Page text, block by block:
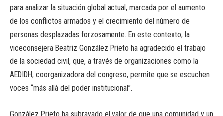
para analizar la situación global actual, marcada por el aumento
de los conflictos armados y el crecimiento del número de
personas desplazadas forzosamente. En este contexto, la
viceconsejera Beatriz González Prieto ha agradecido el trabajo
de la sociedad civil, que, a través de organizaciones como la
AEDIDH, coorganizadora del congreso, permite que se escuchen
voces “más allá del poder institucional”.
González Prieto ha subrayado el valor de que una comunidad y un